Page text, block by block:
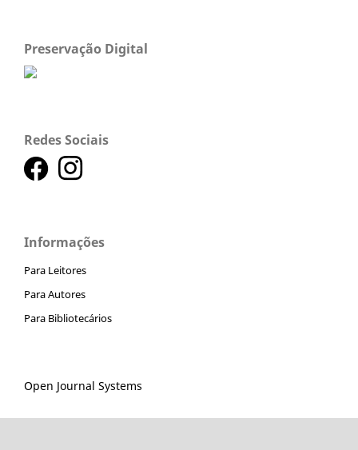
Preservação Digital
Redes Sociais
Informações
Para Leitores
Para Autores
Para Bibliotecários
Open Journal Systems